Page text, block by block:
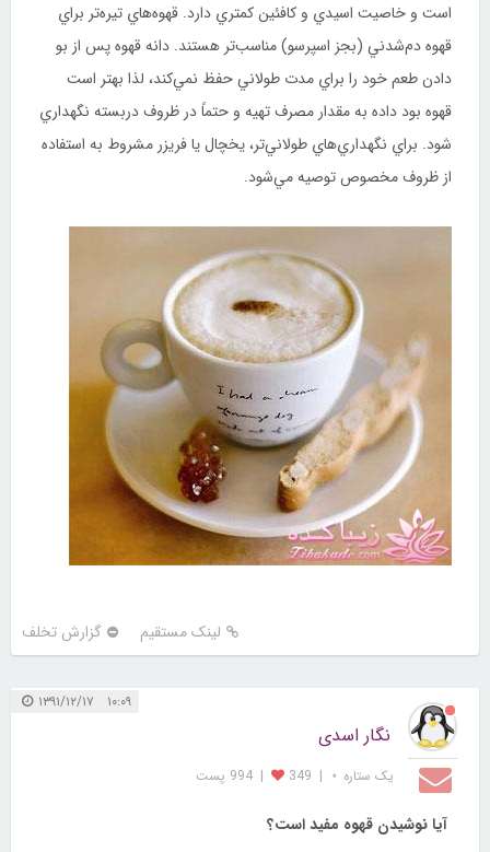
است و خاصيت اسيدي و كافئين كمتري دارد. قهوه‌هاي تيره‌تر براي
قهوه دم‌شدني (بجز اسپرسو) مناسب‌تر هستند. دانه قهوه پس از بو
دادن طعم خود را براي مدت طولاني حفظ نمي‌كند، لذا بهتر است
قهوه بود داده به مقدار مصرف تهيه و حتماً در ظروف دربسته نگهداري
شود. براي نگهداري‌هاي طولاني‌تر، يخچال يا فريزر مشروط به استفاده
از ظروف مخصوص توصيه مي‌شود.
لینک مستقیم گزارش تخلف
۱۰:۰۹ ۱۳۹۱/۱۲/۱۷
نگار اسدی
یک ستاره ⋆ |
349
| 994 پست
آيا نوشيدن قهوه مفيد است؟